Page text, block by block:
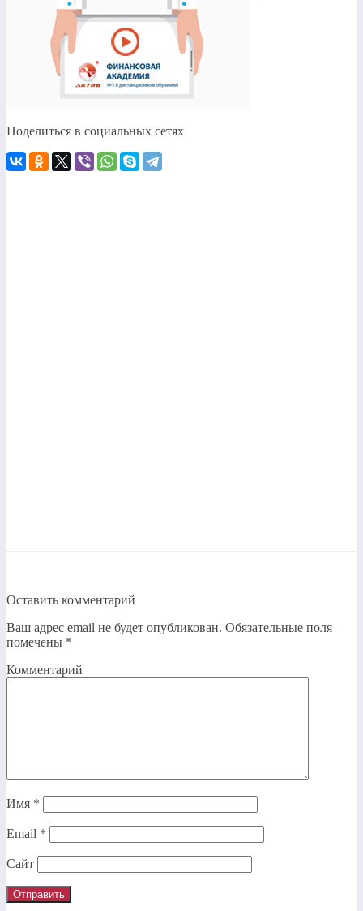
Поделиться в социальных сетях
Оставить комментарий
Ваш адрес email не будет опубликован. Обязательные поля
помечены *
Комментарий
Имя *
Email *
Сайт